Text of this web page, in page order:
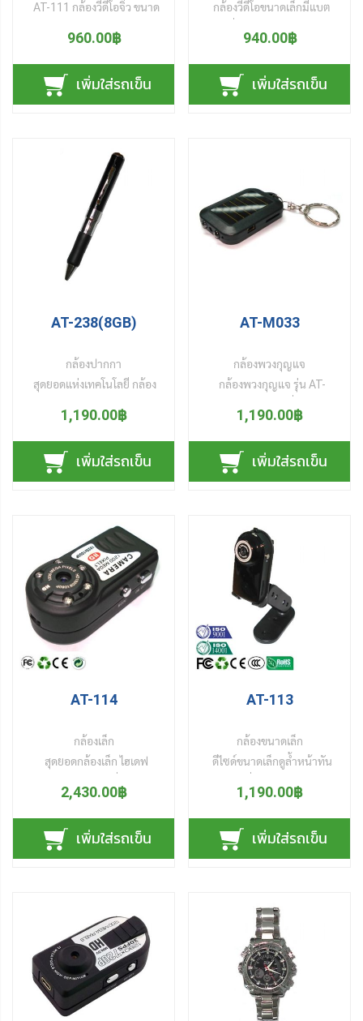
AT-111 กล้องวีดีโอจิ๋ว ขนาด
วีดีโอ 1080P เมื่ออยู่ในที่แสง
สว่างน้อยแฟลชจะทำงาน
อัตโนมัติรองรับฟังก์ชั่น บันทึก
ภาพนิ่ง บันทึกวีดีโอ ตรวจจับ
ออนไลน์ ความละเอียดรูปถ่าย
5 ล้านพิกเซล มีแบตเตอร์รี่ใน
ตัวสามารถชาร์จแบตและดู
ข้อมูลที่บันทึกไว้บนจอ
คอมพิวเตอร์ผ่านสายUSB
รองรับหน่วยความจำชนิด
มาตรฐาน CE และ FCC
960.00฿
เพิ่มใส่รถเข็น
กล้องวีดีโอขนาดเล็กมีแบต
ผ่านสายUSB รองรับฟังก์ชั่น
ถ่ายวีดีโอ และฟังก็ชั่นตรวจจับ
เสียง ขณะที่มีเสียงดังมากกว่า
60 decibel ผ่านเข้ามาใน
เครื่องอัตโนมัติโดยมีเงื่อนไข
ขณะที่คุณกำลังถ่ายวีดีโอไป
เรื่อยๆจนแบตเตอร์รี่ของกล้อง
Minicam
อัตโนมัติแล้วทำการปิดตัวมัน
บายและไม่มีการสั่งงานใดๆ
เป็นระยะเวลา 45 วินาที ไปที่
ตัวกล้อง กล้อง Minicam
อัตโนมัติ นอกจากนี้ยังสามารถ
รองรับฟังก์ชั่นเว็บแคม เพียง
กล้องแชทกับเพื่อนออนไลน์ได้
ทันที
940.00฿
เพิ่มใส่รถเข็น
AT-238(8GB)
กล้องปากกา
สุดยอดแห่งเทคโนโลยี กล้อง
(8GB) ปากกาดำหน่วยความ
จำ 8GB รองรับฟังก์ชั่นก์บันทึก
วีดีโอความละเอียด 640x480
Pixels บันทึกได้นานต่อเนื่อง 2
สามารถชาร์จผ่าน USB และ
power adaptor เปิดดูวีดีโอที่
บันทึกผ่านเครื่องคอม
1,190.00฿
เพิ่มใส่รถเข็น
AT-M033
กล้องพวงกุญแจ
กล้องพวงกุญแจ รุ่น AT-
วีดีโอ บันทึกรูปภาพ และ
สามารถใช้เป็นกล้องเว็บแคม
แชทกับเพื่อนออนไลน์บน
คอมพิวเตอร์ มีแบตเตอร์รี่
ชนิด microSD card สูงสุด
32GB สามารถดูข้อมูลและ
ชาร์จไฟผ่านสายUSB
1,190.00฿
เพิ่มใส่รถเข็น
AT-114
กล้องเล็ก
สุดยอดกล้องเล็กไฮเดฟ
งาน ถ่ายวีดีโอ ถ่ายรูป บันทึก
เสียง และโหมดถ่ายตอนกลาง
คืน สามารถบันทึกวีดีโอได้นาน
ต่อเนื่องได้ 100 นาที ตัวกล้อง
ไฟและดึงข้อมูลรูปและวีดีโอ
ต่างๆ ผ่านสาย USB
2,430.00฿
เพิ่มใส่รถเข็น
AT-113
กล้องขนาดเล็ก
ดีไซด์ขนาดเล็กดูล้ำหน้าทัน
ป้องกันรังสี UV รองรับฟังก์ชั่น
เว็บแคมเปิดกล้องแชทออนไลน์
บันทึกวีดีโอ บันทึกรูปภาพ
บันทึกเสียง และบันทึกวีดีโอ
คอมพิวเตอร์ทางสายUSB
สามารถบันทึกวีดีโอต่อเนื่องได้
นานกว่า 75นาที สินค้า
คุณภาพผ่านการรับรอง
มาตรฐาน
1,190.00฿
เพิ่มใส่รถเข็น